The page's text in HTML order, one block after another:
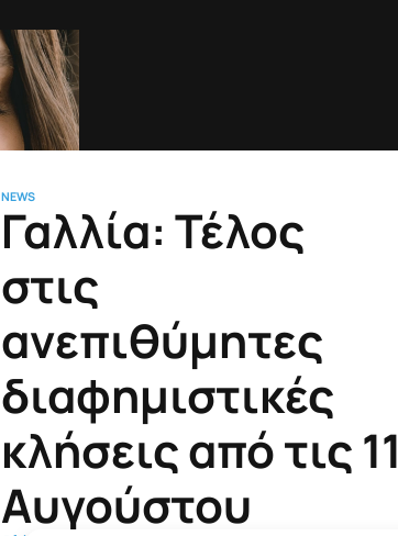
NEWS
Γαλλία: Τέλος
στις
ανεπιθύμητες
διαφημιστικές
κλήσεις από τις 11
Αυγούστου